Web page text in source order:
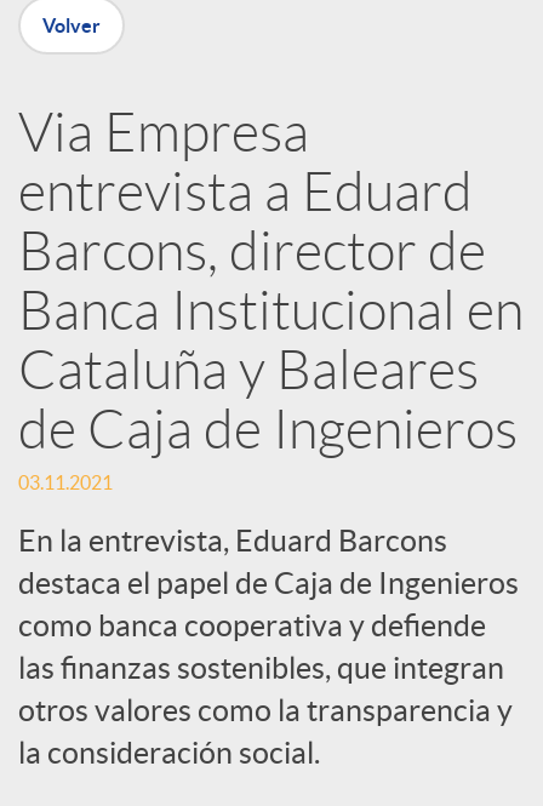
e
d
e
s
S
o
c
i
a
Volver
Via Empresa
entrevista a Eduard
Barcons, director de
Banca Institucional en
Cataluña y Baleares
de Caja de Ingenieros
03.11.2021
En la entrevista, Eduard Barcons
destaca el papel de Caja de Ingenieros
como banca cooperativa y defiende
las finanzas sostenibles, que integran
otros valores como la transparencia y
la consideración social.